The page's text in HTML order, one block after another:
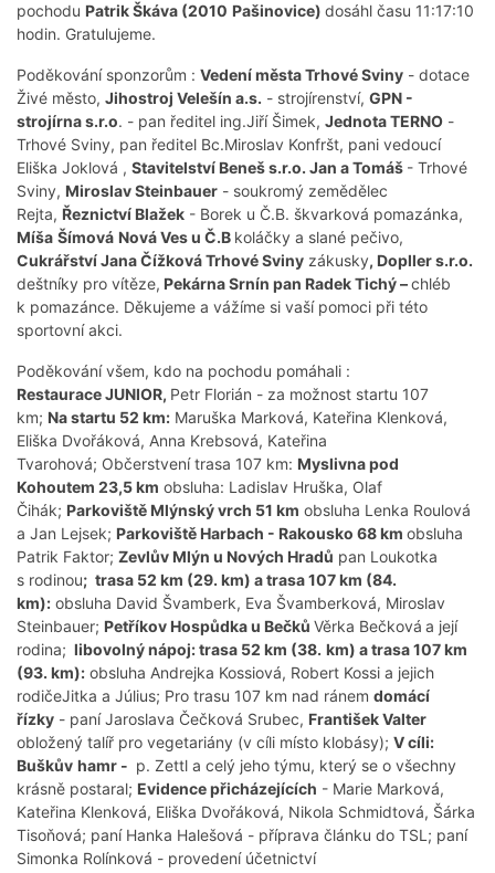
pochodu Patrik Škáva (2010 Pašinovice) dosáhl času 11:17:10
hodin. Gratulujeme.
Poděkování sponzorům : Vedení města Trhové Sviny - dotace
Živé město, Jihostroj Velešín a.s. - strojírenství, GPN -
strojírna s.r.o. - pan ředitel ing.Jiří Šimek, Jednota TERNO -
Trhové Sviny, pan ředitel Bc.Miroslav Konfršt, pani vedoucí
Eliška Joklová , Stavitelství Beneš s.r.o. Jan a Tomáš - Trhové
Sviny, Miroslav Steinbauer - soukromý zemědělec
Rejta, Řeznictví Blažek - Borek u Č.B. škvarková pomazánka,
Míša Šímová Nová Ves u Č.B koláčky a slané pečivo,
Cukrářství Jana Čížková Trhové Sviny zákusky, Dopller s.r.o.
deštníky pro vítěze, Pekárna Srnín pan Radek Tichý –chléb
k pomazánce. Děkujeme a vážíme si vaší pomoci při této
sportovní akci.
Poděkování všem, kdo na pochodu pomáhali :
Restaurace JUNIOR, Petr Florián - za možnost startu 107
km; Na startu 52 km: Maruška Marková, Kateřina Klenková,
Eliška Dvořáková, Anna Krebsová, Kateřina
Tvarohová; Občerstvení trasa 107 km: Myslivna pod
Kohoutem 23,5 km obsluha: Ladislav Hruška, Olaf
Čihák; Parkoviště Mlýnský vrch 51 km obsluha Lenka Roulová
a Jan Lejsek; Parkoviště Harbach - Rakousko 68 km obsluha
Patrik Faktor; Zevlův Mlýn u Nových Hradů pan Loukotka
s rodinou; trasa 52 km (29. km) a trasa 107 km (84.
km): obsluha David Švamberk, Eva Švamberková, Miroslav
Steinbauer; Petříkov Hospůdka u Bečků Věrka Bečková a její
rodina; libovolný nápoj: trasa 52 km (38. km) a trasa 107 km
(93. km): obsluha Andrejka Kossiová, Robert Kossi a jejich
rodičeJitka a Július; Pro trasu 107 km nad ránem domácí
řízky - paní Jaroslava Čečková Srubec, František Valter
obložený talíř pro vegetariány (v cíli místo klobásy); V cíli:
Buškův hamr - p. Zettl a celý jeho týmu, který se o všechny
krásně postaral; Evidence přicházejících - Marie Marková,
Kateřina Klenková, Eliška Dvořáková, Nikola Schmidtová, Šárka
Tisoňová; paní Hanka Halešová - příprava článku do TSL; paní
Simonka Rolínková - provedení účetnictví